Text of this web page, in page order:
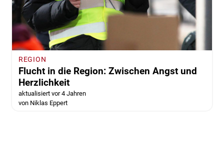
REGION
Flucht in die Region: Zwischen Angst und
Herzlichkeit
aktualisiert vor 4 Jahren
von Niklas Eppert